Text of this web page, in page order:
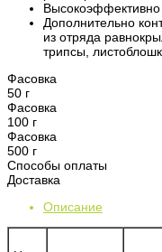
Высокоэффективно
Дополнительно
из отряда
трипсы,
Фасовка
50 г
Фасовка
100 г
Фасовка
500 г
Способы оплаты
Доставка
Описание